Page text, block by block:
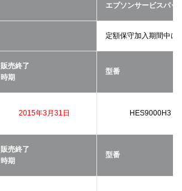
エプソンサービスパッ
定額保守加入期間中に
販売終了
時期
型番
2015年3月31日 HES9000H3
販売終了
時期
型番